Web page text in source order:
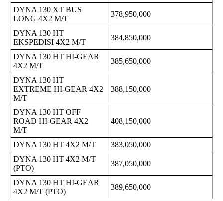
DYNA 130 XT BUS
LONG 4X2 M/T
378,950,000
DYNA 130 HT
EKSPEDISI 4X2 M/T
384,850,000
DYNA 130 HT HI-GEAR
4X2 M/T
385,650,000
DYNA 130 HT
EXTREME HI-GEAR 4X2
M/T
388,150,000
DYNA 130 HT OFF
ROAD HI-GEAR 4X2
M/T
408,150,000
DYNA 130 HT 4X2 M/T
383,050,000
DYNA 130 HT 4X2 M/T
(PTO)
387,050,000
DYNA 130 HT HI-GEAR
4X2 M/T (PTO)
389,650,000